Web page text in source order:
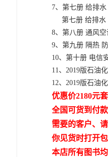
7、第七册 给排
第七册 给排水
8、第八册 通风
9、第九册 隔热
10、第十册 电信
11、2019版石油
12、2019版石油
优惠价2180元套
全国可货到付款
需要的客户、
你见货时打开
本店所有图书